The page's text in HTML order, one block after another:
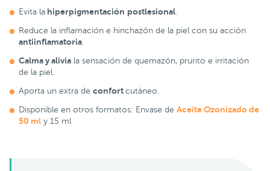
Evita la hiperpigmentación postlesional
Reduce la inflamación e hinchazón de la piel con su acción
antiinflamatoria
Calma y alivia la sensación de quemazón, prurito e irritación
de la piel.
Aporta un extra de confort cutáneo.
Disponible en otros formatos: Envase de Aceite Ozonizado de
50 ml y 15 ml